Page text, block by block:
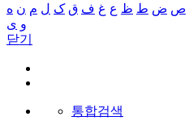
ص ض ط ظ ع غ ف ق ک ل م ن ه
و ی
닫기
통합검색